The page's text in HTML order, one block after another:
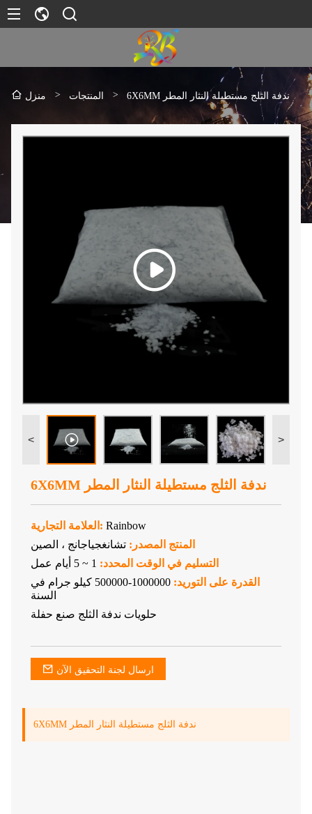
منزل > المنتجات > 6X6MM ندفة الثلج مستطيلة النثار المطر
< >
6X6MM ندفة الثلج مستطيلة النثار المطر
العلامة التجارية: Rainbow
المنتج المصدر: تشانغجياجانج ، الصين
التسليم في الوقت المحدد: 1 ~ 5 أيام عمل
القدرة على التوريد:
1000000-500000 كيلو جرام في
السنة
حلويات ندفة الثلج صنع حفلة
ارسال لجنة التحقيق الآن
6X6MM ندفة الثلج مستطيلة النثار المطر